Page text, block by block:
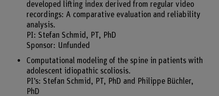
developed lifting index derived from regular video
recordings: A comparative evaluation and reliability
analysis.
PI: Stefan Schmid, PT, PhD
Sponsor: Unfunded
Computational modeling of the spine in patients with
adolescent idiopathic scoliosis.
PI’s: Stefan Schmid, PT, PhD and Philippe Büchler,
PhD